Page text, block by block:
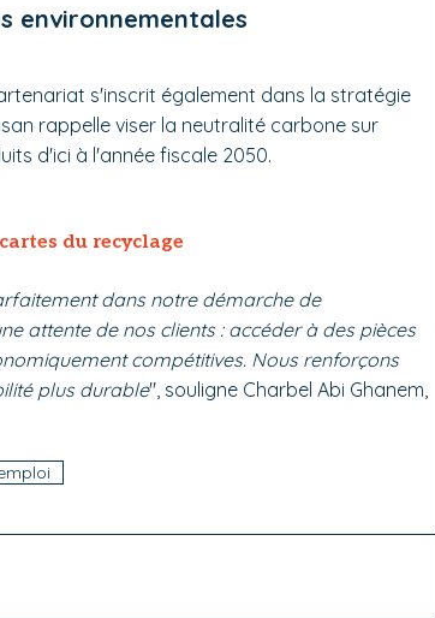
environnementales
s'inscrit également dans la stratégie
rappelle viser la neutralité carbone sur
d'ici à l'année fiscale 2050.
du recyclage
dans notre démarche de
attente de nos clients : accéder à des pièces
compétitives. Nous renforçons
plus durable", souligne Charbel Abi Ghanem,